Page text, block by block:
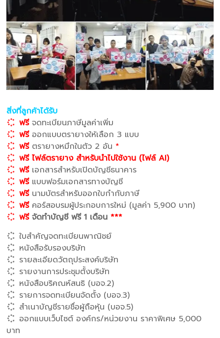
สิ่งที่ลูกค้าได้รับ
ฟรีจดทะเบียนภาษีมูลค่าเพิ่ม
ฟรีออกแบบตรายางให้เลือก 3 แบบ
ฟรีตรายางหมึกในตัว 2 อัน *
ฟรี ไฟล์ตรายาง สำหรับนำไปใช้งาน (ไฟล์ AI)
ฟรีเอกสารสำหรับเปิดบัญชีธนาคาร
ฟรีแบบฟอร์มเอกสารทางบัญชี
ฟรีนามบัตรสำหรับออกใบกำกับภาษี
ฟรีคอร์สอบรมผู้ประกอบการใหม่ (มูลค่า 5,900 บาท)
ฟรี จัดทำบัญชี ฟรี 1 เดือน***
ใบสำคัญจดทะเบียนพาณิชย์
หนังสือรับรองบริษัท
รายละเอียดวัตถุประสงค์บริษัท
รายงานการประชุมตั้งบริษัท
หนังสือบริคณห์สนธิ (บอจ.2)
รายการจดทะเบียนจัดตั้ง (บอจ.3)
สำเนาบัญชีรายชื่อผู้ถือหุ้น (บอจ.5)
ออกแบบเว็บไซต์ องค์กร/หน่วยงาน ราคาพิเศษ 5,000
บาท